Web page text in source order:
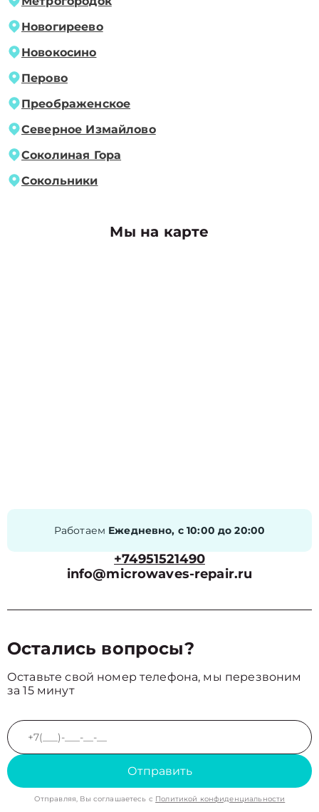
Новогиреево
Новокосино
Перово
Преображенское
Северное Измайлово
Соколиная Гора
Сокольники
Мы на карте
Работаем Ежедневно, с 10:00 до 20:00
+74951521490
info@microwaves-repair.ru
Остались вопросы?
Оставьте свой номер телефона, мы перезвоним
за 15 минут
Отправить
Отправляя, Вы соглашаетесь с Политикой конфиденциальности